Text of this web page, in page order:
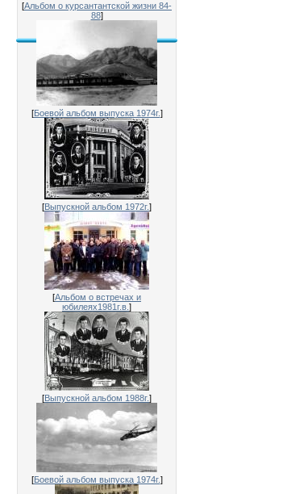
[Альбом о курсантантской жизни 84-
88]
[Боевой альбом выпуска 1974г.]
[Выпускной альбом 1972г.]
[Альбом о встречах и
юбилеях1981г.в. ]
[Выпускной альбом 1988г.]
[Боевой альбом выпуска 1974г.]